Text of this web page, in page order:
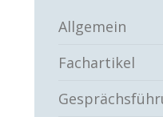
Allgemein
Fachartikel